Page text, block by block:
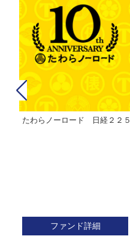
たわらノーロード 日経２２５
ファンド詳細